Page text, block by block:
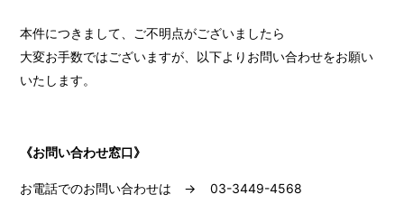
本件につきまして、ご不明点がございましたら
大変お手数ではございますが、以下よりお問い合わせをお願い
いたします。
《お問い合わせ窓口》
お電話でのお問い合わせは → 03-3449-4568